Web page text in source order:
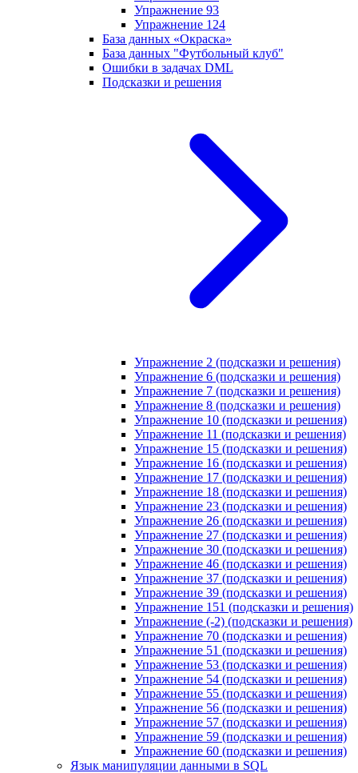
Упражнение 93
Упражнение 124
База данных «Окраска»
База данных "Футбольный клуб"
Ошибки в задачах DML
Подсказки и решения
Упражнение 2 (подсказки и решения)
Упражнение 6 (подсказки и решения)
Упражнение 7 (подсказки и решения)
Упражнение 8 (подсказки и решения)
Упражнение 10 (подсказки и решения)
Упражнение 11 (подсказки и решения)
Упражнение 15 (подсказки и решения)
Упражнение 16 (подсказки и решения)
Упражнение 17 (подсказки и решения)
Упражнение 18 (подсказки и решения)
Упражнение 23 (подсказки и решения)
Упражнение 26 (подсказки и решения)
Упражнение 27 (подсказки и решения)
Упражнение 30 (подсказки и решения)
Упражнение 46 (подсказки и решения)
Упражнение 37 (подсказки и решения)
Упражнение 39 (подсказки и решения)
Упражнение 151 (подсказки и решения)
Упражнение (-2) (подсказки и решения)
Упражнение 70 (подсказки и решения)
Упражнение 51 (подсказки и решения)
Упражнение 53 (подсказки и решения)
Упражнение 54 (подсказки и решения)
Упражнение 55 (подсказки и решения)
Упражнение 56 (подсказки и решения)
Упражнение 57 (подсказки и решения)
Упражнение 59 (подсказки и решения)
Упражнение 60 (подсказки и решения)
Язык манипуляции данными в SQL